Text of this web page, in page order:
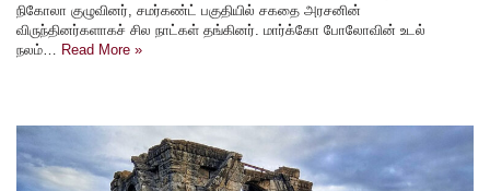
நிகோலா குழுவினர், சமர்கண்ட் பகுதியில் சகதை அரசனின்
விருந்தினர்களாகச் சில நாட்கள் தங்கினர். மார்க்கோ போலோவின் உடல்
நலம்… Read More »